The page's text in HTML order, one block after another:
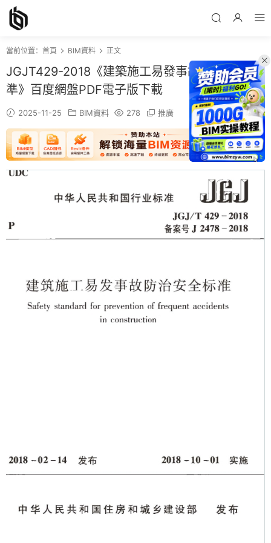
當前位置： 首頁 BIM資料 正文
JGJT429-2018《建築施工易發事故防治安全标
準》百度網盤PDF電子版下載
2025-11-25 BIM資料 278 推廣